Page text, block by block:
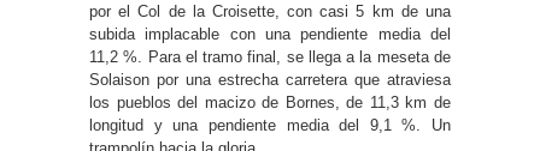
por el Col de la Croisette, con casi 5 km de una
subida implacable con una pendiente media del
11,2 %. Para el tramo final, se llega a la meseta de
Solaison por una estrecha carretera que atraviesa
los pueblos del macizo de Bornes, de 11,3 km de
longitud y una pendiente media del 9,1 %. Un